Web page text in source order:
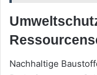
Nachhaltige